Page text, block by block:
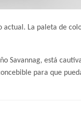
actual. La paleta de
Savannag, está
para que